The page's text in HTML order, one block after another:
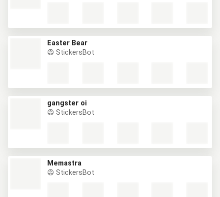
Easter Bear
StickersBot
gangster oi
StickersBot
Memastra
StickersBot